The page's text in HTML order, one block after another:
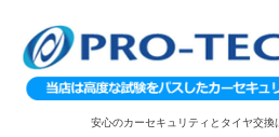
安心のカーセキュリティとタイヤ交換